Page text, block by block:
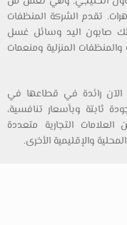
تقدم الشركة المنظفات
صابون اليد وسائل غسل
المنزلية ومنعمات
منذ عام 2007، وتعتبر الآن رائدة في قطاعها في
ثابتة وبأسعار تنافسية،
التجارية متعددة
والإقليمية الأخرى.